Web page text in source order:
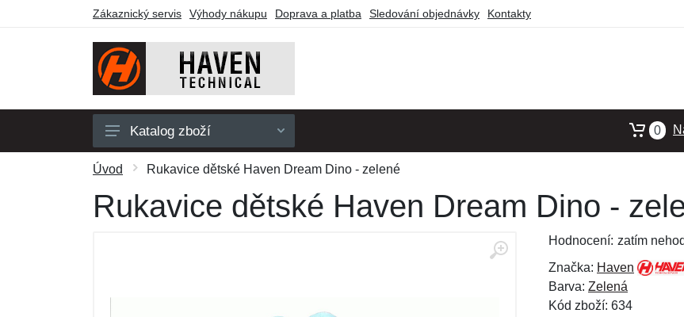
Zákaznický servis Výhody nákupu Doprava a platba Sledování objednávky Kontakty
Pánské
Dámské
Katalog zboží 0
Úvod Rukavice dětské Haven Dream Dino - zelené
Rukavice dětské Haven Dream Dino -
Hodnocení: zatím
Značka: Haven
Barva: Zelená
Kód zboží: 634